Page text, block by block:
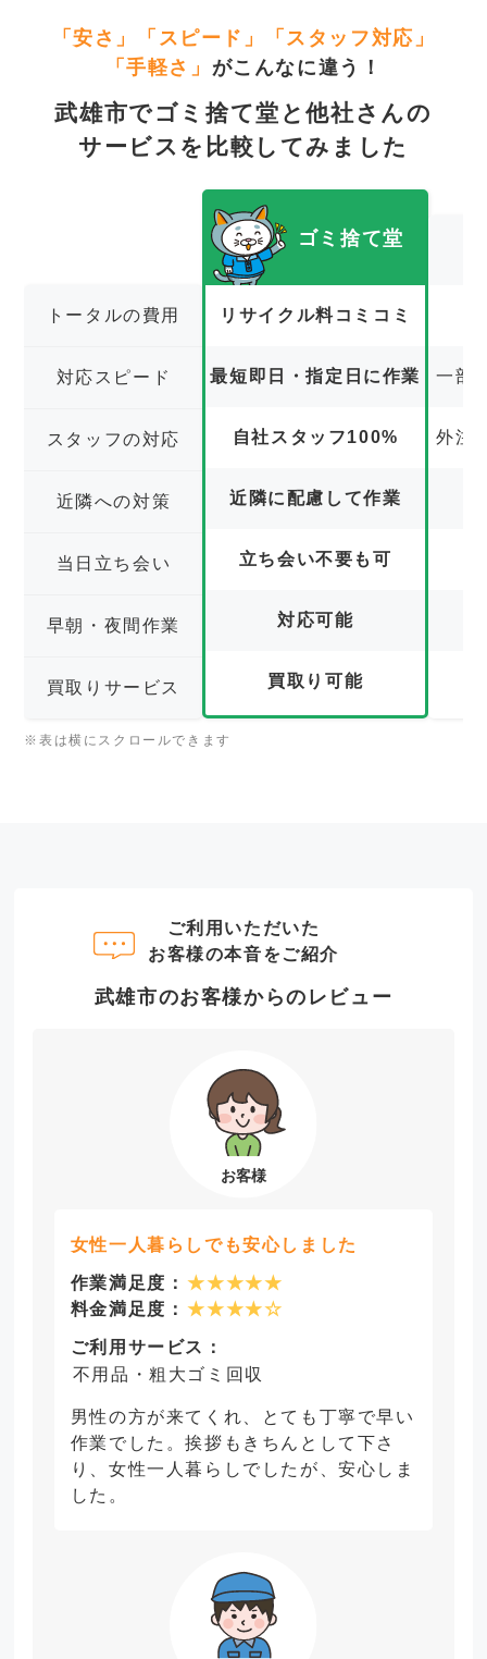
「安さ」「スピード」「スタッフ対応」
「手軽さ」 がこんなに違う！
武雄市でゴミ捨て堂と他社さんの
サービスを比較してみました
トータルの費用
対応スピード
スタッフの対応
近隣への対策
当日立ち会い
早朝・夜間作業
買取りサービス
ゴミ捨て堂
リサイクル料コミコミ
最短即日・指定日に作業
自社スタッフ100%
近隣に配慮して作業
立ち会い不要も可
対応可能
買取り可能
一部
外注
※表は横にスクロールできます
ご利用いただいた
お客様の本音をご紹介
武雄市のお客様からのレビュー
女性一人暮らしでも安心しました
作業満足度： ★★★★★
料金満足度： ★★★★☆
ご利用サービス：
不用品・粗大ゴミ回収
男性の方が来てくれ、とても丁寧で早い
作業でした。挨拶もきちんとして下さ
り、女性一人暮らしでしたが、安心しま
した。